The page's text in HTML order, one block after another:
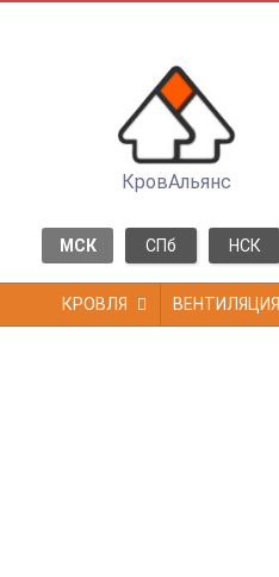
КровАльянс
МСК СПб НСК
КРОВЛЯ ВЕНТИЛЯЦИЯ